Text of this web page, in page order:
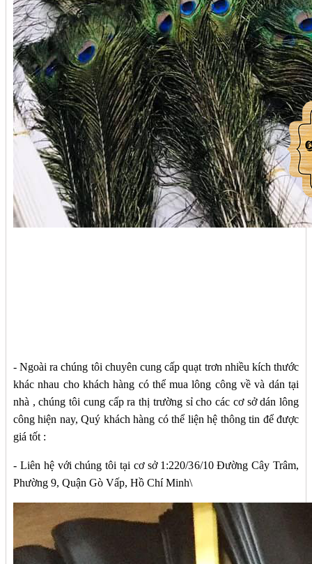
- Ngoài ra chúng tôi chuyên cung cấp quạt trơn nhiều kích thước
khác nhau cho khách hàng có thể mua lông công về và dán tại
nhà , chúng tôi cung cấp ra thị trường sỉ cho các cơ sở dán lông
công hiện nay, Quý khách hàng có thể liện hệ thông tin để được
giá tốt :
- Liên hệ với chúng tôi tại cơ sở 1:220/36/10 Đường Cây Trâm,
Phường 9, Quận Gò Vấp, Hồ Chí Minh\